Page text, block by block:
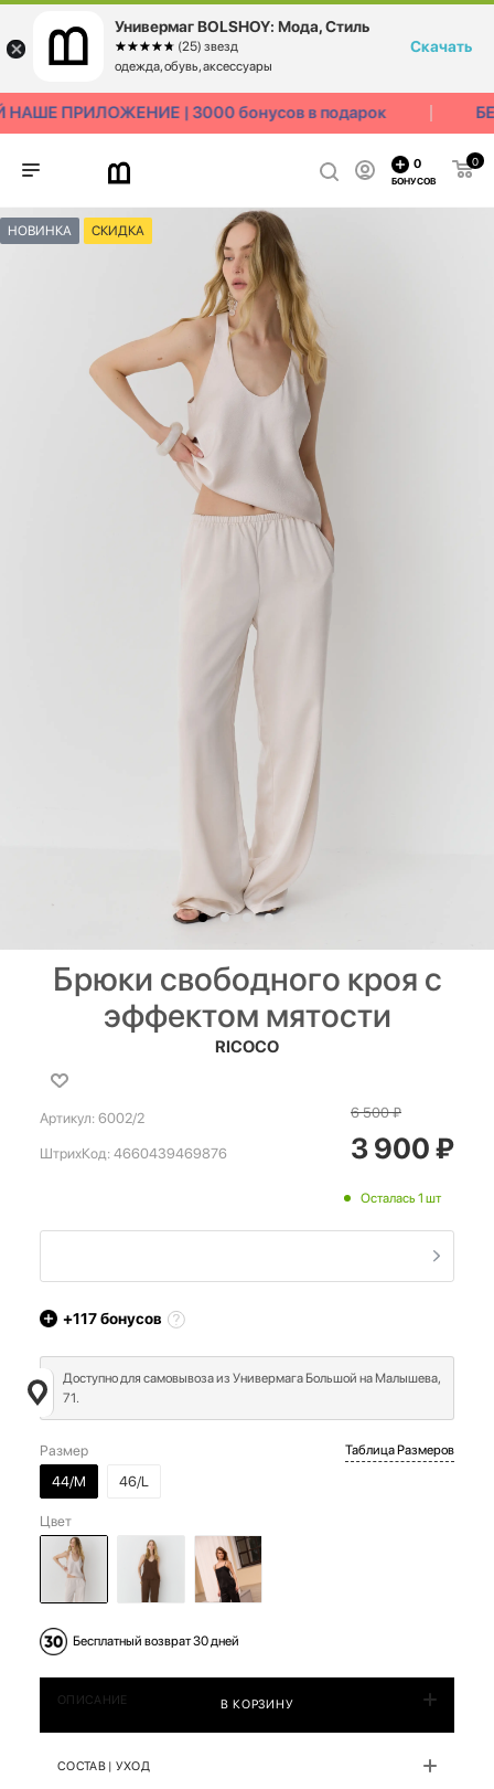
ПРИЛОЖЕНИЕ | 3000 бонусов в подарок
0
0
БОНУСОВ
НОВИНКА СКИДКА
Брюки свободного кроя с
эффектом мятости
RICOCO
Артикул: 6002/2
ШтрихКод: 4660439469876
6 500₽
3 900₽
Осталась 1 шт
+117бонусов
Доступно для самовывоза из Универмага Большой на Малышева,
71.
Размер
44/M
46/L
Таблица Размеров
Цвет
Бесплатный возврат 30 дней
В КОРЗИНУ
ОПИСАНИЕ
СОСТАВ | УХОД
Универмаг BOLSHOY: Мода, Стиль
☆☆☆☆☆
★★★★★ (25) звезд
одежда, обувь, аксессуары
Скачать